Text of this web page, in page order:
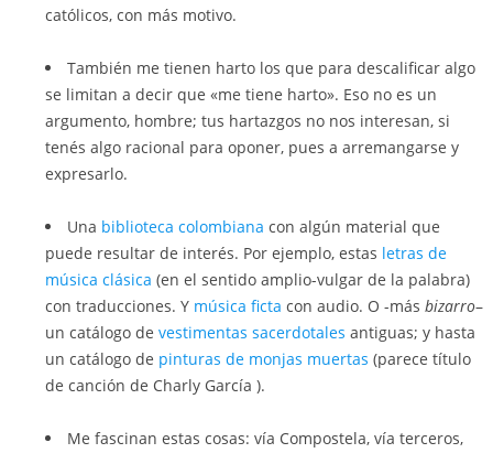
católicos, con más motivo.
También me tienen harto los que para descalificar algo
se limitan a decir que «me tiene harto». Eso no es un
argumento, hombre; tus hartazgos no nos interesan, si
tenés algo racional para oponer, pues a arremangarse y
expresarlo.
Una biblioteca colombiana con algún material que
puede resultar de interés. Por ejemplo, estas letras de
música clásica (en el sentido amplio-vulgar de la palabra)
con traducciones. Y música ficta con audio. O -más bizarro–
un catálogo de vestimentas sacerdotales antiguas; y hasta
un catálogo de pinturas de monjas muertas (parece título
de canción de Charly García ).
Me fascinan estas cosas: vía Compostela, vía terceros,